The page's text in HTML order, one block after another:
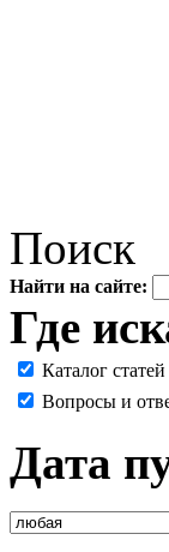
Поиск
Найти на сайте:
Где
Каталог статей
Вопросы и
Дата